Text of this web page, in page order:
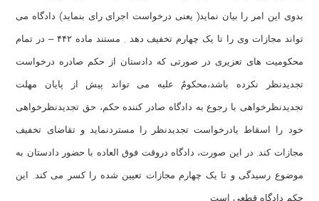
بدوی این امر را بیان نماید( یعنی درخواست اجرای رای بنماید) دادگاه می
تواند مجازات وی را تا یک چهارم تخفیف دهد . مستند ماده ۴۴۲ – در تمام
محکومیت های تعزیری در صورتی که دادستان از حکم صادره درخواست
تجدیدنظر نکرده باشد،محکومٌ علیه می تواند پیش از پایان مهلت
تجدیدنظرخواهی با رجوع به دادگاه صادر کننده حکم، حق تجدیدنظرخواهی
خود را اسقاط یادرخواست تجدیدنظر را مستردنماید و تقاضای تخفیف
مجازات کند. در این صورت، دادگاه دروقت فوق العاده با حضور دادستان به
موضوع رسیدگی و تا یک چهارم مجازات تعیین شده را کسر می کند. این
حکم دادگاه قطعی است